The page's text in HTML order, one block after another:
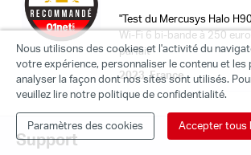
MERCUSYS vous aide à
"Test du Mercusys Halo
Wi-Fi 6 bi-bande à 250
parfait"
2023, France
Support
Nous utilisons des cookies et l'activité du
votre expérience, personnaliser le contenu et les
analyser la façon dont nos sites sont utilisés.
veuillez lire notre politique de confidentialité.
Paramètres des cookies Accepter tous